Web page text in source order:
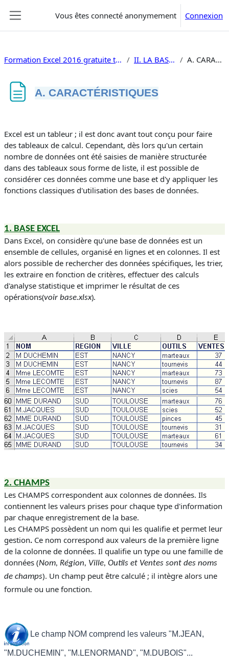
Vous êtes connecté anonymement Connexion
Formation Excel 2016 gratuite traitement de données, si, macros II. LA BASE DE DONNÉES A. CARACTÉRISTIQUES
A. CARACTÉRISTIQUES
Excel est un tableur ; il est donc avant tout conçu pour faire
des tableaux de calcul. Cependant, dès lors qu'un certain
nombre de données ont été saisies de manière structurée
dans des tableaux sous forme de liste, il est possible de
considérer ces données comme une base et d'y appliquer les
fonctions classiques d'utilisation des bases de données.
1. BASE EXCEL
Dans Excel, on considère qu'une base de données est un
ensemble de cellules, organisé en lignes et en colonnes. Il est
alors possible de rechercher des données spécifiques, les trier,
les extraire en fonction de critères, effectuer des calculs
d'analyse statistique et imprimer le résultat de ces
opérations(voir base.xlsx).
2. CHAMPS
Les CHAMPS correspondent aux colonnes de données. Ils
contiennent les valeurs prises pour chaque type d'information
par chaque enregistrement de la base.
Les CHAMPS possèdent un nom qui les qualifie et permet leur
gestion. Ce nom correspond aux valeurs de la première ligne
de la colonne de données. Il qualifie un type ou une famille de
données (Nom, Région, Ville, Outils et Ventes sont des noms
de champs). Un champ peut être calculé ; il intègre alors une
formule ou une fonction.
Le champ NOM comprend les valeurs "M.JEAN,
"M.DUCHEMIN", "M.LENORMAND", "M.DUBOIS"...